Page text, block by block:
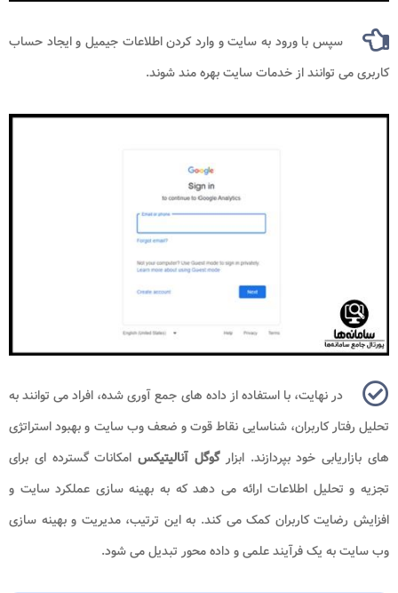
سپس با ورود به سایت و وارد کردن اطلاعات جیمیل و ایجاد حساب
کاربری می توانند از خدمات سایت بهره مند شوند.
در نهایت، با استفاده از داده های جمع آوری شده، افراد می توانند به
تحلیل رفتار کاربران، شناسایی نقاط قوت و ضعف وب سایت و بهبود استراتژی
های بازاریابی خود بپردازند. ابزار گوگل آنالیتیکسامکانات گسترده ای برای
تجزیه و تحلیل اطلاعات ارائه می دهد که به بهینه سازی عملکرد سایت و
افزایش رضایت کاربران کمک می کند. به این ترتیب، مدیریت و بهینه سازی
وب سایت به یک فرآیند علمی و داده محور تبدیل می شود.